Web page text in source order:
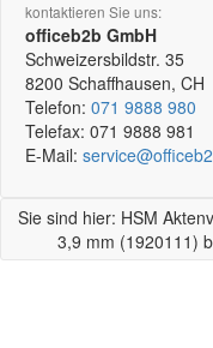
kontaktieren Sie uns:
officeb2b GmbH
Schweizersbildstr. 35
8200 Schaffhausen, CH
Telefon: 071 9888 980
Telefax: 071 9888 981
E-Mail:
Sie sind hier: HSM
3,9 mm (1920111)